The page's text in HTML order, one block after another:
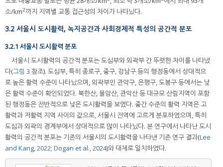
소/km2까지 지역별 교통 접근성의 차이가 나타났다.
3.2 서울시 도시활력, 녹지공간과 사회경제적 특성의 공간적 분포
3.2.1 서울시 도시활력 분포
서울시 도시활력의 공간적 분포는 도심부와 외곽부 간 뚜렷한 차이를 나타냈
다(그림 3 참조). 도심부, 특히 종로구, 중구, 강남구 등의 행정동에서 상대적으
로 높은 활력 수준이 나타났으며, 외곽부인 관악구, 은평구, 도봉구 등에서는 낮
은 활력 수준이 확인되었다. 북한산, 불암산, 관악산 등 대규모 산림지역이 포함
된 행정동은 전반적으로 낮은 도시활력을 보였다. 중간 수준의 활력 지역은 고
활력과 저활력 지역 사이의 값으로, 서울시 전역에 고르게 분포하였으며, 특히
도심과 외곽의 경계부에서 상대적으로 많이 나타났다. 본 연구에서 나타난 도시
활력의 공간적 분포는 기존의 서울시의 도시활력을 나타낸 기존 연구 결과(Lee
and Kang, 2022; Dogan et al., 2024)와 대체로 일치하였다.